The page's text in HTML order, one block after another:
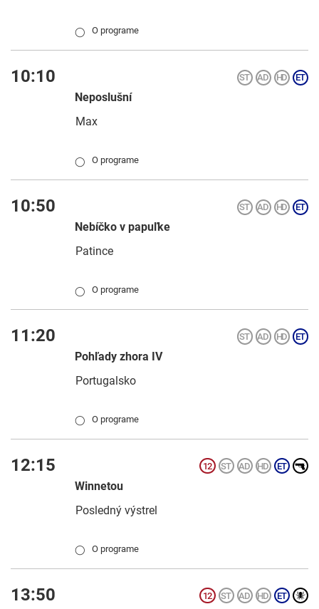
◯ O programe
10:10
Neposlušní
Max
◯ O programe
10:50
Nebíčko v papuľke
Patince
◯ O programe
11:20
Pohľady zhora IV
Portugalsko
◯ O programe
12:15
Winnetou
Posledný výstrel
◯ O programe
13:50